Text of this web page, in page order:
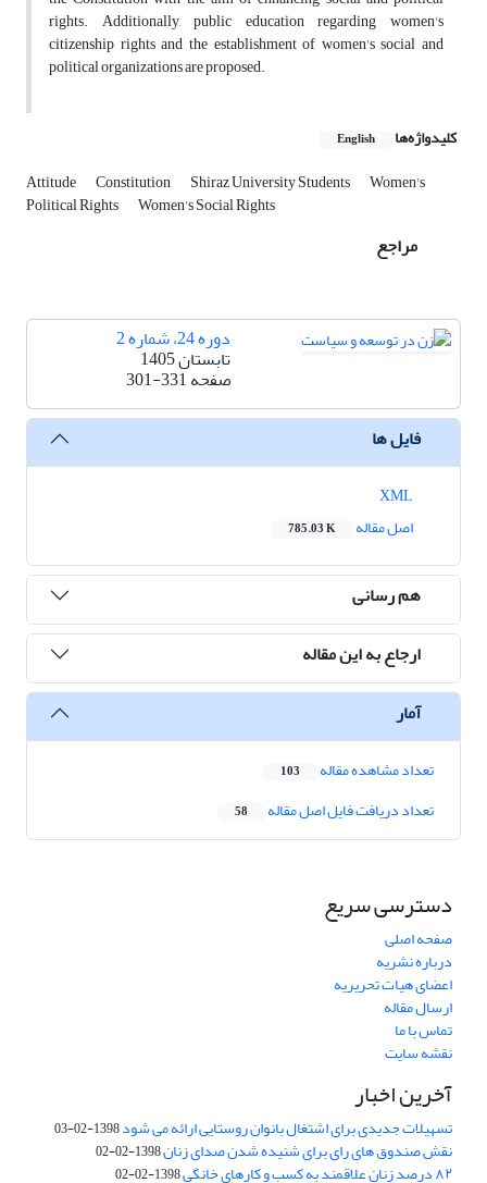
rights. Additionally, public education regarding women's
citizenship rights and the establishment of women's social and
political organizations are proposed.
کلیدواژه‌ها English
Attitude Constitution Shiraz University Students Women's
Political Rights Women's Social Rights
مراجع
دوره 24، شماره 2
تابستان 1405
صفحه301-331
فایل ها
اصل مقاله
785.03 K
هم رسانی
ارجاع به این مقاله
آمار
تعداد مشاهده مقاله 103
تعداد دریافت فایل اصل مقاله 58
دسترسی سریع
صفحه اصلی
درباره نشریه
اعضای هیات تحریریه
ارسال مقاله
تماس با ما
نقشه سایت
آخرین اخبار
تسهیلات جدیدی برای اشتغال بانوان روستایی ارائه می شود1398-02-03
نقش صندوق های رای برای شنیده شدن صدای زنان1398-02-02
۸۲ درصد زنان علاقمند به کسب و کارهای خانگی 1398-02-02